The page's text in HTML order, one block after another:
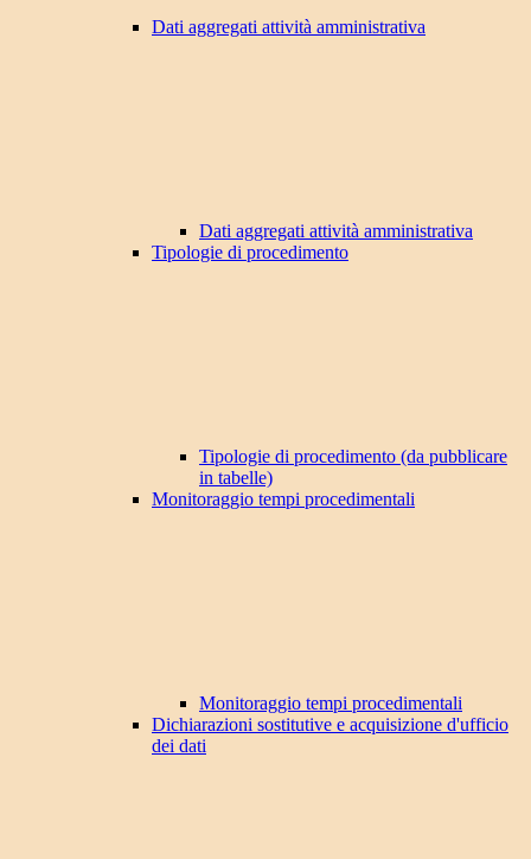
Dati aggregati attività amministrativa
Dati aggregati attività amministrativa
Tipologie di procedimento
Tipologie di procedimento (da pubblicare
in tabelle)
Monitoraggio tempi procedimentali
Monitoraggio tempi procedimentali
Dichiarazioni sostitutive e acquisizione d'ufficio
dei dati